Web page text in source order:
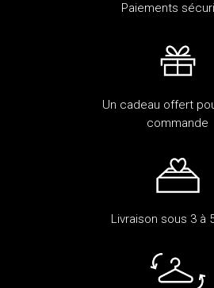
Paiements
Un cadeau offert
commande
Livraison sous 3 à